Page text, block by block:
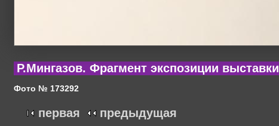
Р.Мингазов. Фрагмент экспозиции выставки
Фото № 173292
первая предыдущая